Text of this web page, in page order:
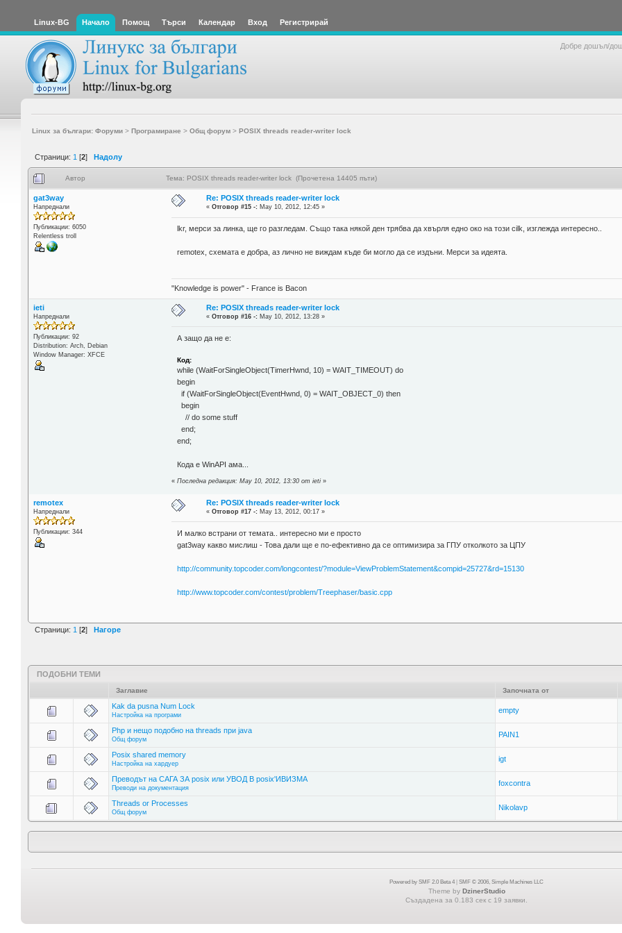
Linux-BG Начало Помощ Търси Календар Вход Регистрирай
Добре дошъл/
Linux за българи: Форуми> Програмиране > Общ форум> POSIX threads reader-writer lock
Страници: 1 [2] Надолу
Автор Тема: POSIX threads reader-writer lock (Прочетена 14405 пъти)
gat3way
Напреднали
Публикации: 6050
Relentless troll
Re: POSIX threads reader-writer lock
«Отговор #15 -: May 10, 2012, 12:45 »
lkr, мерси за линка, ще го разгледам. Също така някой ден трябва да хвърля едно око на този cilk, изглежда интересно..
remotex, схемата е добра, аз лично не виждам къде би могло да се издъни. Мерси за идеята.
"Knowledge is power" - France is Bacon
ieti
Напреднали
Публикации: 92
Distribution: Arch, Debian
Window Manager: XFCE
Re: POSIX threads reader-writer lock
«Отговор #16 -: May 10, 2012, 13:28 »
А защо да не е:
Код:
while (WaitForSingleObject(TimerHwnd, 10) = WAIT_TIMEOUT) do
begin
if (WaitForSingleObject(EventHwnd, 0) = WAIT_OBJECT_0) then
begin
// do some stuff
end;
end;
Кода е WinAPI ама...
«Последна редакция: May 10, 2012, 13:30 от ieti »
remotex
Напреднали
Публикации: 344
Re: POSIX threads reader-writer lock
«Отговор #17 -: May 13, 2012, 00:17 »
И малко встрани от темата.. интересно ми е просто
gat3way какво мислиш - Това дали ще е по-ефективно да се оптимизира за ГПУ отколкото за ЦПУ
http://community.topcoder.com/longcontest/?module=ViewProblemStatement&compid=25727&rd=15130
http://www.topcoder.com/contest/problem/Treephaser/basic.cpp
Страници: 1 [2] Нагоре
ПОДОБНИ ТЕМИ
Заглавие Започната от
Kak da pusna Num Lock
Настройка на програми
empty
Php и нещо подобно на threads при java
Общ форум
PAIN1
Posix shared memory
Настройка на хардуер
igt
Преводът на САГА ЗА posix или УВОД В posix'ИВИЗМА
Преводи на документация
foxcontra
Threads or Processes
Общ форум
Nikolavp
Powered by SMF 2.0 Beta 4 SMF © 2006, Simple Machines LLC
Theme by DzinerStudio
Създадена за 0.183 сек с 19 заявки.